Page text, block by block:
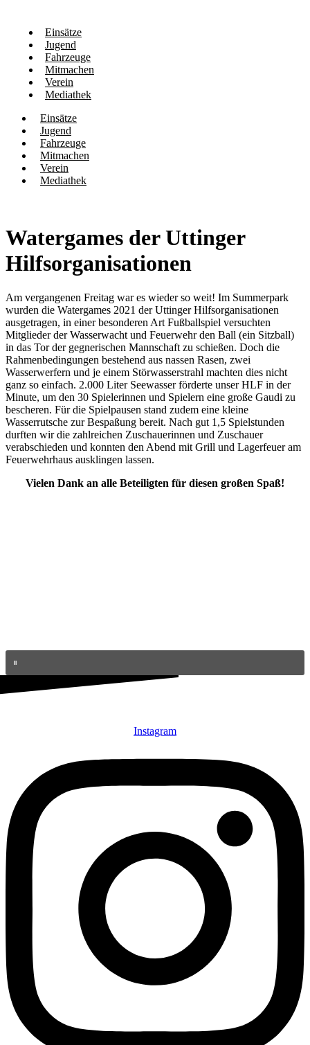
Einsätze
Jugend
Fahrzeuge
Mitmachen
Verein
Mediathek
Einsätze
Jugend
Fahrzeuge
Mitmachen
Verein
Mediathek
Watergames der Uttinger
Hilfsorganisationen
Am vergangenen Freitag war es wieder so weit! Im Summerpark
wurden die Watergames 2021 der Uttinger Hilfsorganisationen
ausgetragen, in einer besonderen Art Fußballspiel versuchten
Mitglieder der Wasserwacht und Feuerwehr den Ball (ein Sitzball)
in das Tor der gegnerischen Mannschaft zu schießen. Doch die
Rahmenbedingungen bestehend aus nassen Rasen, zwei
Wasserwerfern und je einem Störwasserstrahl machten dies nicht
ganz so einfach. 2.000 Liter Seewasser förderte unser HLF in der
Minute, um den 30 Spielerinnen und Spielern eine große Gaudi zu
bescheren. Für die Spielpausen stand zudem eine kleine
Wasserrutsche zur Bespaßung bereit. Nach gut 1,5 Spielstunden
durften wir die zahlreichen Zuschauerinnen und Zuschauer
verabschieden und konnten den Abend mit Grill und Lagerfeuer am
Feuerwehrhaus ausklingen lassen.
Vielen Dank an alle Beteiligten für diesen großen Spaß!
Instagram